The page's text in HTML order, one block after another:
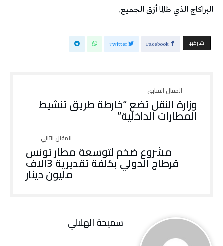
البراكاج الذي طالما أرّق الجميع.
‫‫ شاركها‬ Facebook
Twitter
وزارة النقل تضع “خارطة طريق تنشيط
المطارات الداخلية”
مشروع ضخم لتوسعة مطار تونس
قرطاج الدولي بكلفة تقديرية 3الاف
مليون دينار
سميحة الهلالي